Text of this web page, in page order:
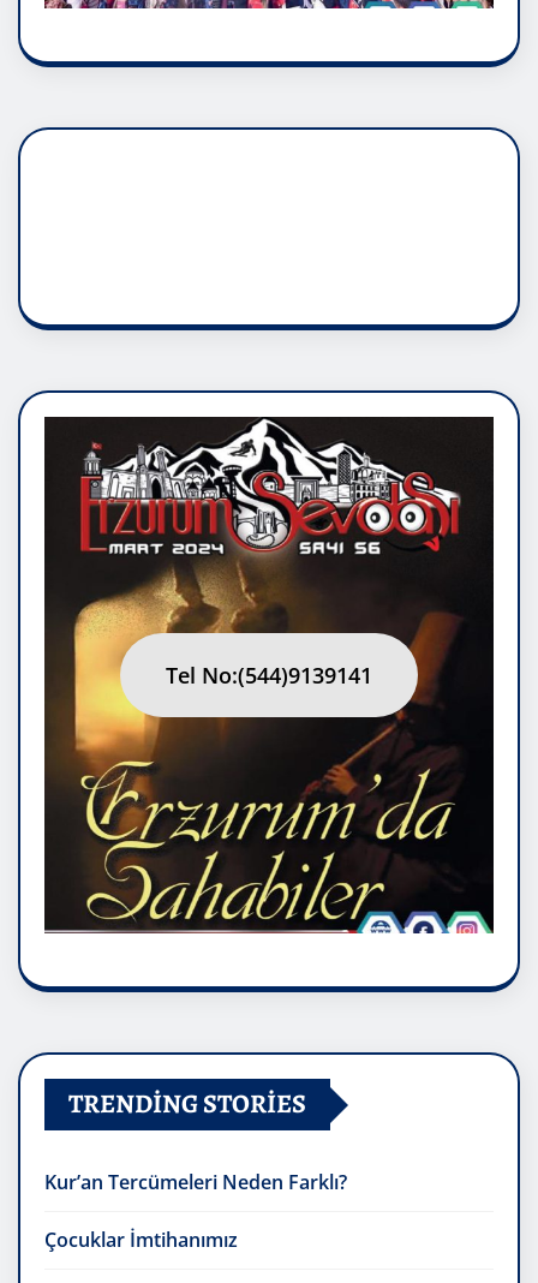
Tel No:(544)9139141
TRENDING STORIES
Kur’an Tercümeleri Neden Farklı?
Çocuklar İmtihanımız